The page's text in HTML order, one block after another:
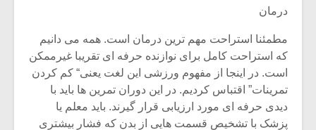
درمان
مطمئنا استراحت مهم ترین درمان است. همه می دانیم
که استراحت کامل برای نوازنده حرفه ای تقریبا غیرممکن
است. در اینجا از مفهوم ورزشی این لغت یعنی“ کم کردن
تمرینات” اقتباس کردیم. در این دوران تمرین ها باید با
دیدی حرفه ای مورد ارزیابی قرار گیرند. باید معلم یا
پزشک با تشخیص قسمت هایی از بدن که فشار بیشتری